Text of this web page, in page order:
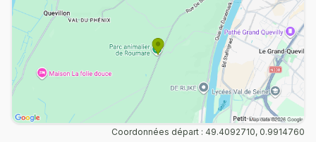
Coordonnées départ : 49.4092710, 0.9914760